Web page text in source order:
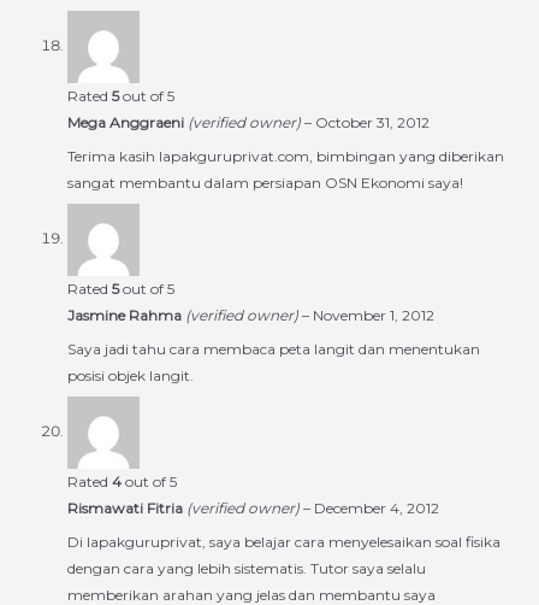
Rated 5out of 5
Mega Anggraeni (verified owner) – October 31, 2012
Terima kasih lapakguruprivat.com, bimbingan yang diberikan
sangat membantu dalam persiapan OSN Ekonomi saya!
Rated 5out of 5
Jasmine Rahma (verified owner) – November 1, 2012
Saya jadi tahu cara membaca peta langit dan menentukan
posisi objek langit.
Rated 4 out of 5
Rismawati Fitria (verified owner) – December 4, 2012
Di lapakguruprivat, saya belajar cara menyelesaikan soal fisika
dengan cara yang lebih sistematis. Tutor saya selalu
memberikan arahan yang jelas dan membantu saya